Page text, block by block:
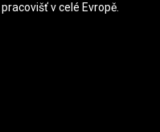
v celé Evropě.